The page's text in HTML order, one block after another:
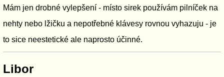
Mám jen drobné vylepšení - místo sirek používám pilníček na
nehty nebo lžičku a nepotřebné klávesy rovnou vyhazuju - je
to sice neestetické ale naprosto účinné.
Libor